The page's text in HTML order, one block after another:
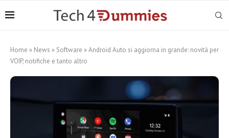
Home » News » Software »Android Auto si aggiorna in grande: novità per
VOIP, notifiche e tanto altro